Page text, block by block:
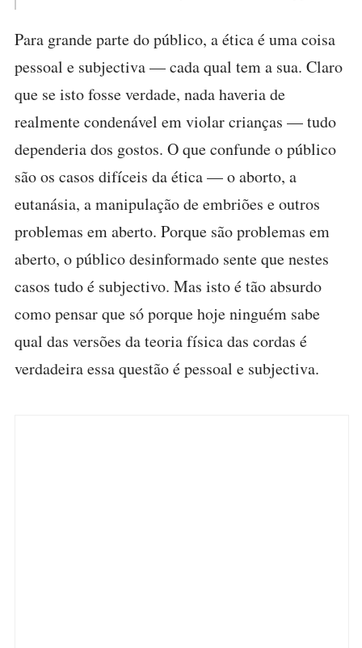
Para grande parte do público, a ética é uma coisa
pessoal e subjectiva — cada qual tem a sua. Claro
que se isto fosse verdade, nada haveria de
realmente condenável em violar crianças — tudo
dependeria dos gostos. O que confunde o público
são os casos difíceis da ética — o aborto, a
eutanásia, a manipulação de embriões e outros
problemas em aberto. Porque são problemas em
aberto, o público desinformado sente que nestes
casos tudo é subjectivo. Mas isto é tão absurdo
como pensar que só porque hoje ninguém sabe
qual das versões da teoria física das cordas é
verdadeira essa questão é pessoal e subjectiva.